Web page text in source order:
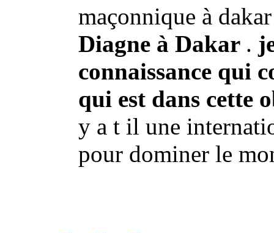
maçonnique à
Diagne à Dakar .
connaissance qui
qui est dans cette
y a t il une
pour dominer le